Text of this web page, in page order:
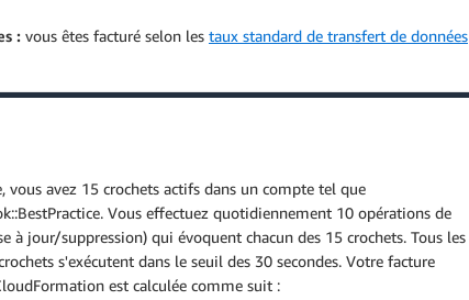
: vous êtes facturé selon les taux standard de transfert de données
vous avez 15 crochets actifs dans un compte tel que
Vous effectuez quotidiennement 10 opérations de
à jour/suppression) qui évoquent chacun des 15 crochets. Tous les
s'exécutent dans le seuil des 30 secondes. Votre facture
est calculée comme suit :